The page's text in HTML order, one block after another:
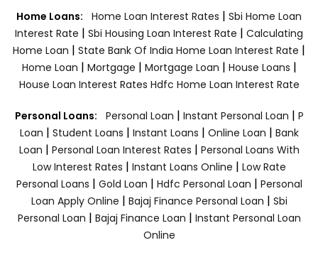
Home Loans: Home Loan Interest Rates | Sbi Home Loan
Interest Rate | Sbi Housing Loan Interest Rate | Calculating
Home Loan | State Bank Of India Home Loan Interest Rate |
Home Loan | Mortgage | Mortgage Loan | House Loans |
House Loan Interest Rates Hdfc Home Loan Interest Rate
Personal Loans: Personal Loan | Instant Personal Loan | P
Loan | Student Loans | Instant Loans | Online Loan | Bank
Loan | Personal Loan Interest Rates | Personal Loans With
Low Interest Rates | Instant Loans Online | Low Rate
Personal Loans | Gold Loan | Hdfc Personal Loan | Personal
Loan Apply Online | Bajaj Finance Personal Loan | Sbi
Personal Loan | Bajaj Finance Loan | Instant Personal Loan
Online